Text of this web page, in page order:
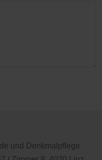
und Denkmalpflege